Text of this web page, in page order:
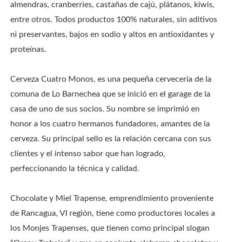
almendras, cranberries, castañas de cajú, plátanos, kiwis,
entre otros. Todos productos 100% naturales, sin aditivos
ni preservantes, bajos en sodio y altos en antioxidantes y
proteínas.
Cerveza Cuatro Monos, es una pequeña cervecería de la
comuna de Lo Barnechea que se inició en el garage de la
casa de uno de sus socios. Su nombre se imprimió en
honor a los cuatro hermanos fundadores, amantes de la
cerveza. Su principal sello es la relación cercana con sus
clientes y el intenso sabor que han logrado,
perfeccionando la técnica y calidad.
Chocolate y Miel Trapense, emprendimiento proveniente
de Rancagua, VI región, tiene como productores locales a
los Monjes Trapenses, que tienen como principal slogan